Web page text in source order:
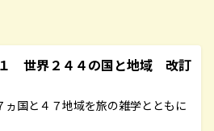
世界２４４の国と地域 改訂
ヵ国と４７地域を旅の雑学とともに